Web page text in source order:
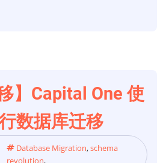
】Capital One 使
数据库迁移
Database Migration,schema
revolution,